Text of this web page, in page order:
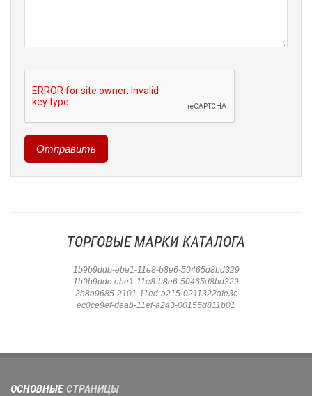
ТОРГОВЫЕ МАРКИ КАТАЛОГА
1b9b9ddb-ebe1-11e8-b8e6-50465d8bd329
1b9b9ddc-ebe1-11e8-b8e6-50465d8bd329
2b8a9685-2101-11ed-a215-0211322afe3c
ec0ce9ef-deab-11ef-a243-00155d811b01
ОСНОВНЫЕСТРАНИЦЫ